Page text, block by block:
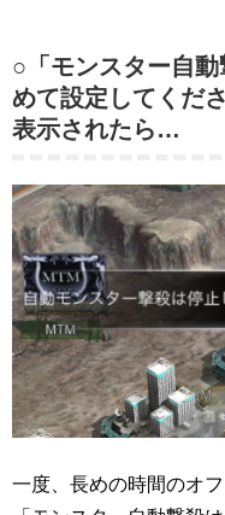
○「モンスター自
めて設定してくだ
表示されたら…
一度、長めの時間のオ